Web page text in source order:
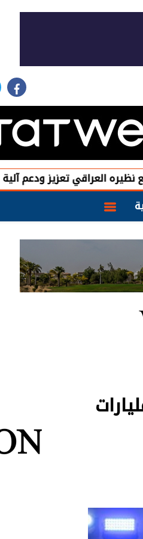
تعزيز ودعم آلية التعاون
تصل بمحفظتها الاستثمارية إلى 9.4 مليارات